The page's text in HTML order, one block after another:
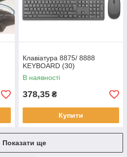
Клавіатура 8875/ 8888
KEYBOARD (30)
В наявності
378,35 ₴
Купити
Показати ще